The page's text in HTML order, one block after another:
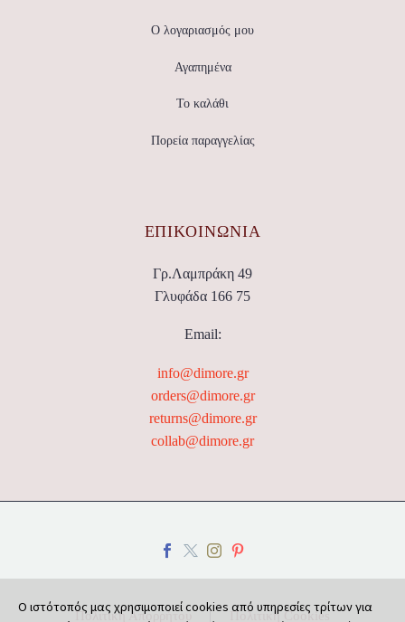
Ο λογαριασμός μου
Αγαπημένα
Το καλάθι
Πορεία παραγγελίας
ΕΠΙΚΟΙΝΩΝΊΑ
Γρ.Λαμπράκη 49
Γλυφάδα 166 75
Email:
info@dimore.gr
orders@dimore.gr
returns@dimore.gr
collab@dimore.gr
Πολιτική Απορρήτου Πολιτική Cookies
Ο ιστότοπός μας χρησιμοποιεί cookies από υπηρεσίες τρίτων για